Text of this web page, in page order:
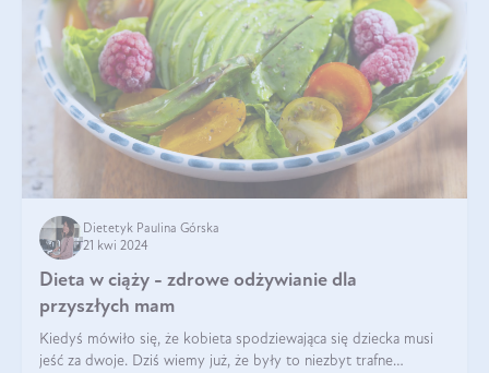
Dietetyk Paulina Górska
21 kwi 2024
Dieta w ciąży - zdrowe odżywianie dla
przyszłych mam
Kiedyś mówiło się, że kobieta spodziewająca się dziecka musi
jeść za dwoje. Dziś wiemy już, że były to niezbyt trafne